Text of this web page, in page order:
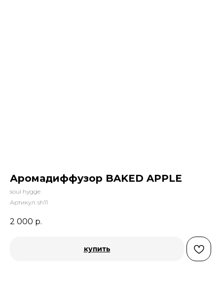
Аромадиффузор BAKED APPLE
soul hygge
Артикул: sh11
2 000 р.
купить